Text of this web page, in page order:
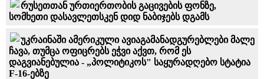
რუსეთთან ურთიერთობის გაცივების ფონზე,
სომხეთი დასავლეთსკენ დიდ ნაბიჯებს დგამს
უკრაინაში ამერიკული ავიაგამანადგურებლები მალე
ჩავა, თუმცა ოფიცრებს ეჭვი აქვთ, რომ ეს
დაგვიანებულია - „პოლიტიკოს" საყურადღებო სტატია
F-16-ებზე